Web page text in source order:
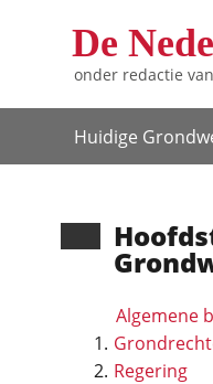
De
onder redactie
Huidige
Algemene
Regering